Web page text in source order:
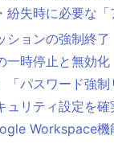
紛失時に必要な
ションの強制終了
一時停止と無効化
「パスワード強
ュリティ設定を
Workspace機